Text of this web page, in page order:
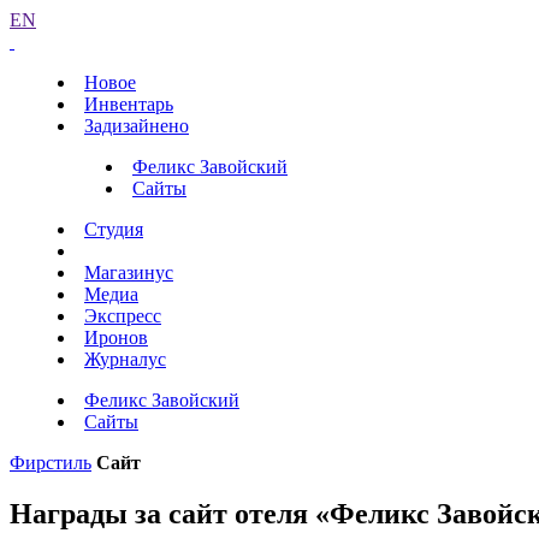
EN
Новое
Инвентарь
Задизайнено
Феликс Завойский
Сайты
Студия
Магазинус
Медиа
Экспресс
Иронов
Журналус
Феликс Завойский
Сайты
Фирстиль Сайт
Награды за сайт отеля «Феликс